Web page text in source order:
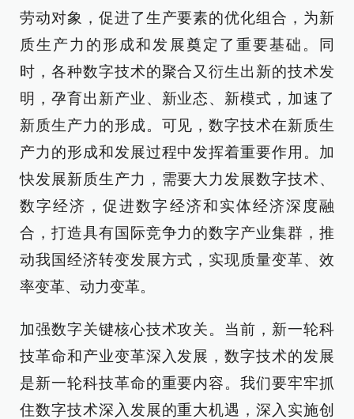
劳动对象，促进了生产要素的优化组合，为新
质生产力的形成和发展奠定了重要基础。同
时，各种数字技术的聚合又衍生出新的技术发
明，孕育出新产业、新业态、新模式，加速了
新质生产力的形成。可见，数字技术在新质生
产力的形成和发展过程中发挥着重要作用。加
快发展新质生产力，需要大力发展数字技术、
数字经济，促进数字经济和实体经济深度融
合，打造具有国际竞争力的数字产业集群，推
动我国经济转变发展方式，实现质量变革、效
率变革、动力变革。
加强数字关键核心技术攻关。当前，新一轮科
技革命和产业变革深入发展，数字技术的发展
是新一轮科技革命的重要内容。我们要牢牢抓
住数字技术深入发展的重大机遇，深入实施创